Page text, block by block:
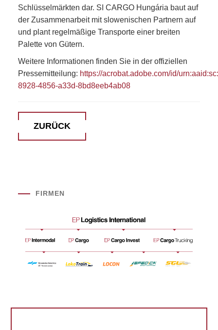
Schlüsselmärkten dar. SI CARGO Hungária baut auf
der Zusammenarbeit mit slowenischen Partnern auf
und plant regelmäßige Transporte einer breiten
Palette von Gütern.
Weitere Informationen finden Sie in der offiziellen
Pressemitteilung: https://acrobat.adobe.com/id/
8928-4856-a33d-8bd8eeb4ab08
ZURÜCK
FIRMEN